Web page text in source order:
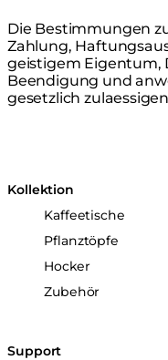
Die Bestimmungen
Zahlung,
geistigem Eigentum,
Beendigung und
gesetzlich
Kollektion
Kaffeetische
Pflanztöpfe
Hocker
Zubehör
Support